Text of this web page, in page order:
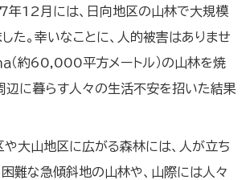
年12月には、日向地区の山林で大規模
た。幸いなことに、人的被害はありませ
ａ（約60,000平方メートル）の山林を焼
辺に暮らす人々の生活不安を招いた結果
大山地区に広がる森林には、人が立ち
難な急傾斜地の山林や、山際には人々